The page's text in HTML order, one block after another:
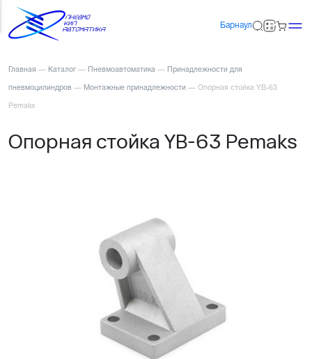
Барнаул
Главная — Каталог — Пневмоавтоматика — Принадлежности для
пневмоцилиндров — Монтажные принадлежности — Опорная стойка YB-63
Pemaks
Опорная стойка YB-63 Pemaks